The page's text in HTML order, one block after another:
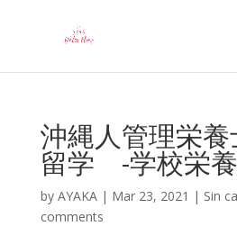
沖縄人管理栄
留学 -学校栄
by AYAKA| Mar 23, 2021 | Sin
comments